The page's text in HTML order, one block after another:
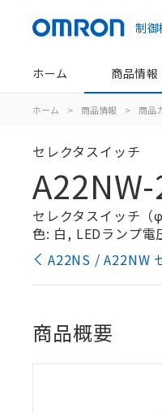
制御
ホーム 商品情報
ホーム > 商品情報 > 商品
セレクタスイッチ
セレクタスイッチ
色: 白, LEDランプ電
A22NS / A22NW
商品概要